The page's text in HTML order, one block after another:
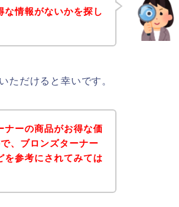
な情報がないかを探し
ただけると幸いです。
ナーの商品がお得な価
、ブロンズターナー
を参考にされてみては